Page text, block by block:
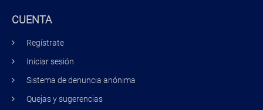
CUENTA
Regístrate
Iniciar sesión
Sistema de denuncia anónima
Quejas y sugerencias